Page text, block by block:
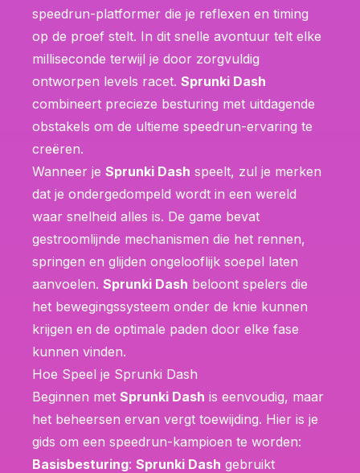
speedrun-platformer die je reflexen en timing
op de proef stelt. In dit snelle avontuur telt elke
milliseconde terwijl je door zorgvuldig
ontworpen levels racet. Sprunki Dash
combineert precieze besturing met uitdagende
obstakels om de ultieme speedrun-ervaring te
creëren.
Wanneer je Sprunki Dash speelt, zul je merken
dat je ondergedompeld wordt in een wereld
waar snelheid alles is. De game bevat
gestroomlijnde mechanismen die het rennen,
springen en glijden ongelooflijk soepel laten
aanvoelen. Sprunki Dash beloont spelers die
het bewegingssysteem onder de knie kunnen
krijgen en de optimale paden door elke fase
kunnen vinden.
Hoe Speel je Sprunki Dash
Beginnen met Sprunki Dash is eenvoudig, maar
het beheersen ervan vergt toewijding. Hier is je
gids om een speedrun-kampioen te worden:
Basisbesturing: Sprunki Dash gebruikt